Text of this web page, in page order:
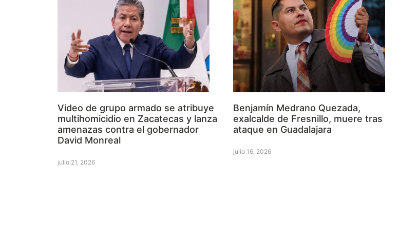
Video de grupo armado se atribuye
multihomicidio en Zacatecas y lanza
amenazas contra el gobernador
David Monreal
julio 21, 2026
Benjamín Medrano Quezada,
exalcalde de Fresnillo, muere tras
ataque en Guadalajara
julio 16, 2026